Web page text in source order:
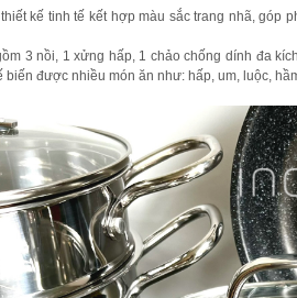
kế tinh tế kết hợp màu sắc trang nhã, góp
3 nồi, 1 xửng hấp, 1 chảo chống dính đa
biến được nhiều món ăn như: hấp, um, luộc,